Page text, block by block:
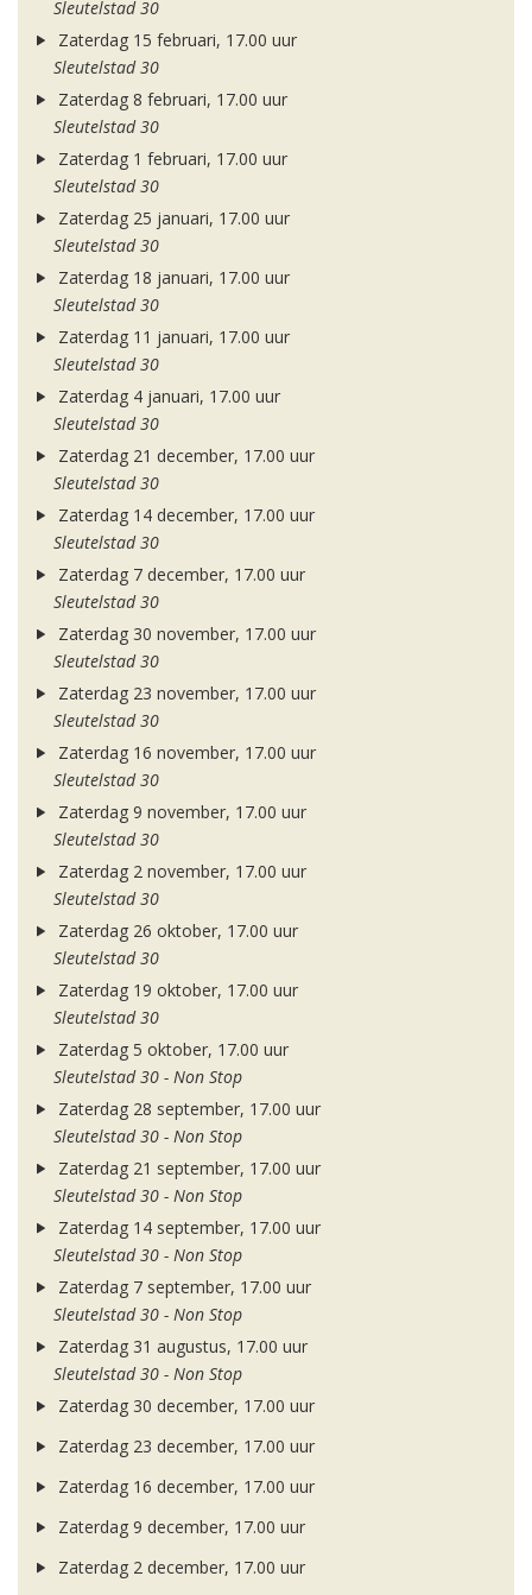
Sleutelstad 30
Zaterdag 15 februari, 17.00 uur
Sleutelstad 30
Zaterdag 8 februari, 17.00 uur
Sleutelstad 30
Zaterdag 1 februari, 17.00 uur
Sleutelstad 30
Zaterdag 25 januari, 17.00 uur
Sleutelstad 30
Zaterdag 18 januari, 17.00 uur
Sleutelstad 30
Zaterdag 11 januari, 17.00 uur
Sleutelstad 30
Zaterdag 4 januari, 17.00 uur
Sleutelstad 30
Zaterdag 21 december, 17.00 uur
Sleutelstad 30
Zaterdag 14 december, 17.00 uur
Sleutelstad 30
Zaterdag 7 december, 17.00 uur
Sleutelstad 30
Zaterdag 30 november, 17.00 uur
Sleutelstad 30
Zaterdag 23 november, 17.00 uur
Sleutelstad 30
Zaterdag 16 november, 17.00 uur
Sleutelstad 30
Zaterdag 9 november, 17.00 uur
Sleutelstad 30
Zaterdag 2 november, 17.00 uur
Sleutelstad 30
Zaterdag 26 oktober, 17.00 uur
Sleutelstad 30
Zaterdag 19 oktober, 17.00 uur
Sleutelstad 30
Zaterdag 5 oktober, 17.00 uur
Sleutelstad 30 - Non Stop
Zaterdag 28 september, 17.00 uur
Sleutelstad 30 - Non Stop
Zaterdag 21 september, 17.00 uur
Sleutelstad 30 - Non Stop
Zaterdag 14 september, 17.00 uur
Sleutelstad 30 - Non Stop
Zaterdag 7 september, 17.00 uur
Sleutelstad 30 - Non Stop
Zaterdag 31 augustus, 17.00 uur
Sleutelstad 30 - Non Stop
Zaterdag 30 december, 17.00 uur
Zaterdag 23 december, 17.00 uur
Zaterdag 16 december, 17.00 uur
Zaterdag 9 december, 17.00 uur
Zaterdag 2 december, 17.00 uur